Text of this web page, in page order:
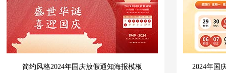
简约风格2024年国庆放假通知海报模板 2024年国